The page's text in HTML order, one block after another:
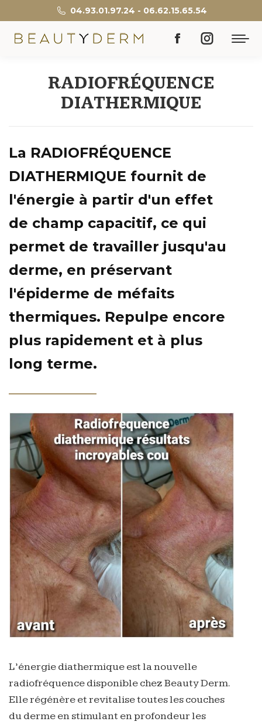
04.93.01.97.24 - 06.62.15.65.54
Facebook
RADIOFRÉQUENCE
DIATHERMIQUE
La RADIOFRÉQUENCE
DIATHERMIQUE fournit de
l'énergie à partir d'un effet
de champ capacitif, ce qui
permet de travailler jusqu'au
derme, en préservant
l'épiderme de méfaits
thermiques. Repulpe encore
plus rapidement et à plus
long terme.
L’énergie diathermique est la nouvelle
radiofréquence disponible chez Beauty Derm.
Elle régénère et revitalise toutes les couches
du derme en stimulant en profondeur les